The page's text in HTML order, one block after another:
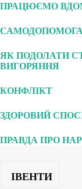
ПРАЦЮЄМО
САМОДОПОМОГА
ЯК ПОДОЛАТИ
ВИГОРЯННЯ
КОНФЛІКТ
ЗДОРОВИЙ
ПРАВДА ПРО
ІВЕНТИ